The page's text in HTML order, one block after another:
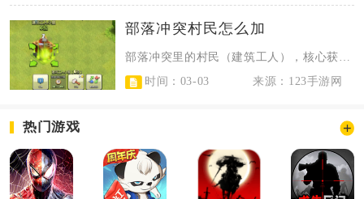
部落冲突村民怎么加
部落冲突里的村民（建筑工人），核心获取方式是用宝石购买前5个，通过夜世界任务...
时间：03-03
来源：123手游网
热门游戏